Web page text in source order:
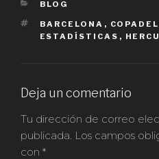
CATEGORÍAS
BLOG
ETIQUETAS
BARCELONA ,
ESTADÍSTICAS ,
Deja un comentario
Tu dirección de correo
publicada. Los campos
con *